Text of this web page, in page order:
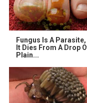
Fungus Is A Parasite,
It Dies From A Drop
Plain...